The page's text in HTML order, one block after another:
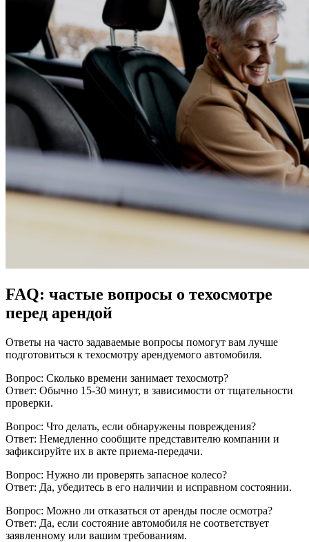
FAQ: частые вопросы о техосмотре
перед арендой
Ответы на часто задаваемые вопросы помогут вам лучше
подготовиться к техосмотру арендуемого автомобиля.
Вопрос: Сколько времени занимает техосмотр?
Ответ: Обычно 15-30 минут, в зависимости от тщательности
проверки.
Вопрос: Что делать, если обнаружены повреждения?
Ответ: Немедленно сообщите представителю компании и
зафиксируйте их в акте приема-передачи.
Вопрос: Нужно ли проверять запасное колесо?
Ответ: Да, убедитесь в его наличии и исправном состоянии.
Вопрос: Можно ли отказаться от аренды после осмотра?
Ответ: Да, если состояние автомобиля не соответствует
заявленному или вашим требованиям.